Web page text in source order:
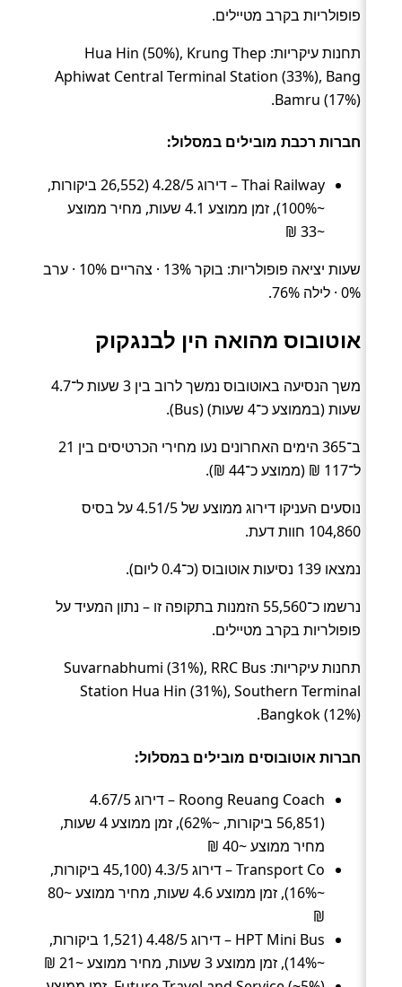
פופולריות בקרב מטיילים.
תחנות עיקריות: Hua Hin (50%), Krung Thep
Aphiwat Central Terminal Station (33%), Bang
Bamru (17%).
חברות רכבת מובילים במסלול:
Thai Railway – דירוג 4.28/5 (26,552 ביקורות,
~100%), זמן ממוצע 4.1 שעות, מחיר ממוצע
~33 ₪
שעות יציאה פופולריות: בוקר 13% · צהריים 10% · ערב
0% · לילה 76%.
אוטובוס מהואה הין לבנגקוק
משך הנסיעה באוטובוס נמשך לרוב בין 3 שעות ל־4.7
שעות (בממוצע כ־4 שעות) (Bus).
ב־365 הימים האחרונים נעו מחירי הכרטיסים בין 21
ל־117 ₪ (ממוצע כ־44 ₪).
נוסעים העניקו דירוג ממוצע של 4.51/5 על בסיס
104,860 חוות דעת.
נמצאו 139 נסיעות אוטובוס (כ־0.4 ליום).
נרשמו כ־55,560 הזמנות בתקופה זו – נתון המעיד על
פופולריות בקרב מטיילים.
תחנות עיקריות: Suvarnabhumi (31%), RRC Bus
Station Hua Hin (31%), Southern Terminal
Bangkok (12%).
חברות אוטובוסים מובילים במסלול:
Roong Reuang Coach – דירוג 4.67/5
(56,851 ביקורות, ~62%), זמן ממוצע 4 שעות,
מחיר ממוצע ~40 ₪
Transport Co – דירוג 4.3/5 (45,100 ביקורות,
~16%), זמן ממוצע 4.6 שעות, מחיר ממוצע ~80
₪
HPT Mini Bus – דירוג 4.48/5 (1,521 ביקורות,
~14%), זמן ממוצע 3 שעות, מחיר ממוצע ~21 ₪